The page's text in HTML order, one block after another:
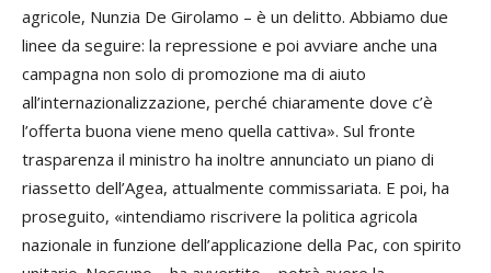
agricole, Nunzia De Girolamo – è un delitto. Abbiamo due
linee da seguire: la repressione e poi avviare anche una
campagna non solo di promozione ma di aiuto
all’internazionalizzazione, perché chiaramente dove c’è
l’offerta buona viene meno quella cattiva». Sul fronte
trasparenza il ministro ha inoltre annunciato un piano di
riassetto dell’Agea, attualmente commissariata. E poi, ha
proseguito, «intendiamo riscrivere la politica agricola
nazionale in funzione dell’applicazione della Pac, con spirito